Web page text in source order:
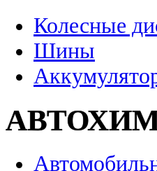
Колесные
Шины